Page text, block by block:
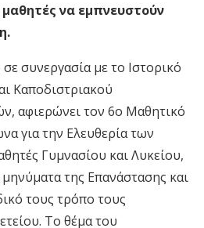
να εμπνευστούν
συνεργασία με το Ιστορικό
Καποδιστριακού
αφιερώνει τον 6ο Μαθητικό
για την Ελευθερία των
Γυμνασίου και Λυκείου,
της Επανάστασης και
τους τρόπο τους
Το θέμα του